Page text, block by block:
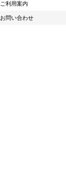
ご利用案内
お問い合わせ